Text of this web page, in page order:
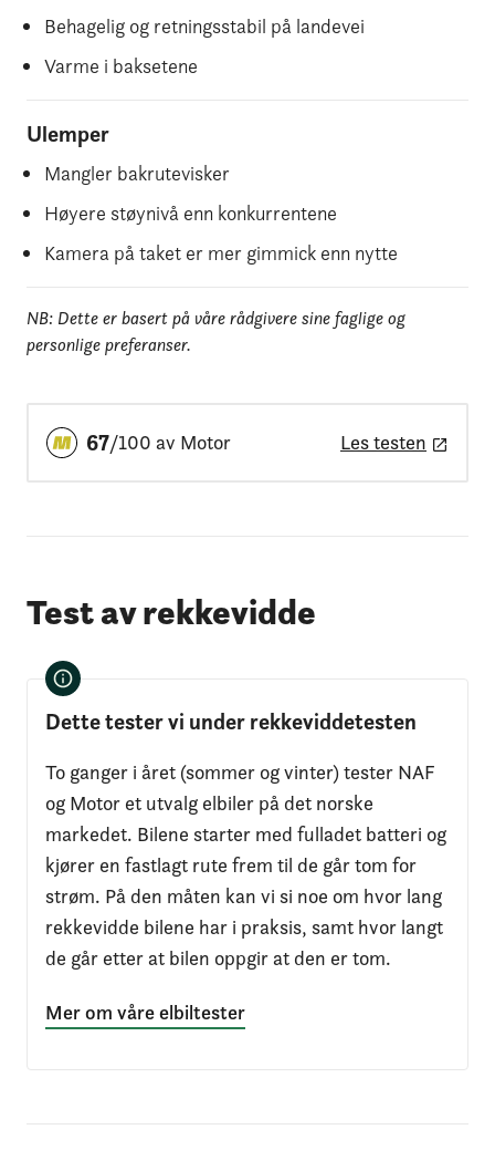
Behagelig og retningsstabil på landevei
Varme i baksetene
Ulemper
Mangler bakrutevisker
Høyere støynivå enn konkurrentene
Kamera på taket er mer gimmick enn nytte
NB: Dette er basert på våre rådgivere sine faglige og
personlige preferanser.
67/100 av Motor Les testen
Test av rekkevidde
Dette tester vi under rekkeviddetesten
To ganger i året (sommer og vinter) tester NAF
og Motor et utvalg elbiler på det norske
markedet. Bilene starter med fulladet batteri og
kjører en fastlagt rute frem til de går tom for
strøm. På den måten kan vi si noe om hvor lang
rekkevidde bilene har i praksis, samt hvor langt
de går etter at bilen oppgir at den er tom.
Mer om våre elbiltester